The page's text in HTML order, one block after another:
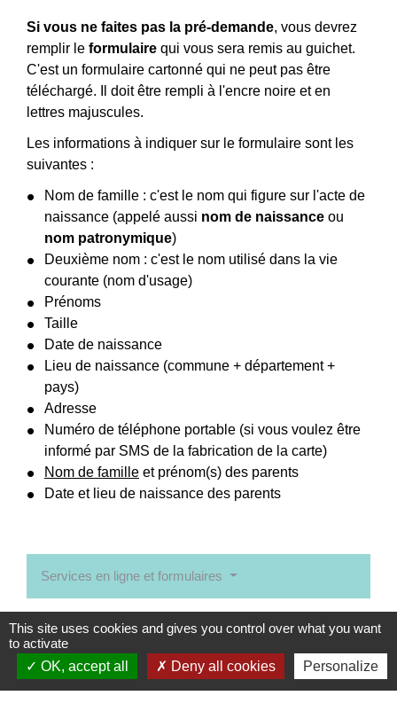
Si vous ne faites pas la pré-demande, vous devrez
remplir le formulaire qui vous sera remis au guichet.
C'est un formulaire cartonné qui ne peut pas être
téléchargé. Il doit être rempli à l'encre noire et en
lettres majuscules.
Les informations à indiquer sur le formulaire sont les
suivantes :
Nom de famille : c'est le nom qui figure sur l'acte de
naissance (appelé aussi nom de naissance ou
nom patronymique)
Deuxième nom : c'est le nom utilisé dans la vie
courante (nom d'usage)
Prénoms
Taille
Date de naissance
Lieu de naissance (commune + département +
pays)
Adresse
Numéro de téléphone portable (si vous voulez être
informé par SMS de la fabrication de la carte)
Nom de famille et prénom(s) des parents
Date et lieu de naissance des parents
Services en ligne et formulaires
Signaler une erreur sur cette page
This site uses cookies and gives you control over what you want
to activate
OK, accept all
Deny all cookies Personalize